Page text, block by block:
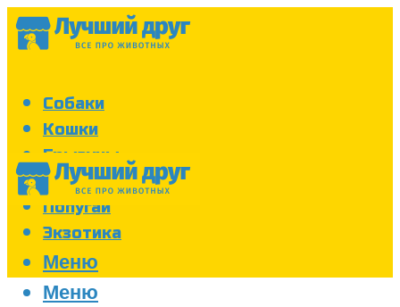
Собаки
Кошки
Грызуны
Аквариум
Попугаи
Экзотика
Меню
Меню